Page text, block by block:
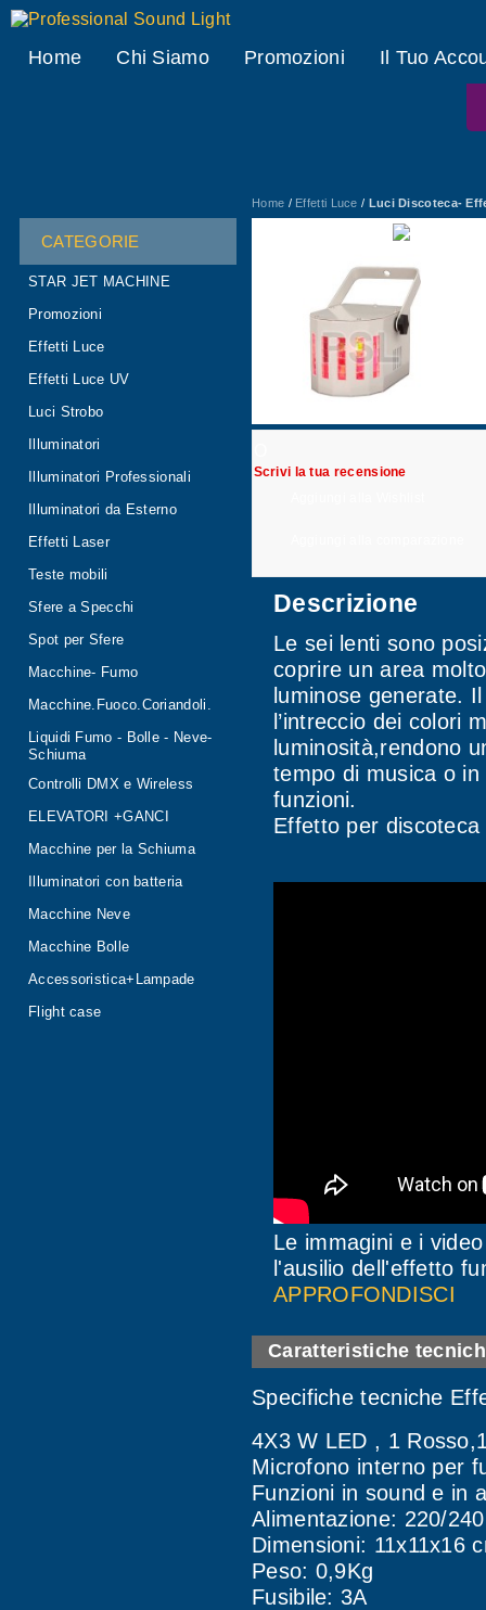
Home Chi Siamo Promozioni Il Tuo
Home / Effetti Luce / Luci Discoteca-
CATEGORIE
STAR JET MACHINE
Promozioni
Effetti Luce
Effetti Luce UV
Luci Strobo
Illuminatori
Illuminatori Professionali
Illuminatori da Esterno
Effetti Laser
Teste mobili
Sfere a Specchi
Spot per Sfere
Macchine- Fumo
Macchine.Fuoco.Coriandoli.
Liquidi Fumo - Bolle - Neve-
Schiuma
Controlli DMX e Wireless
ELEVATORI +GANCI
Macchine per la Schiuma
Illuminatori con batteria
Macchine Neve
Macchine Bolle
Accessoristica+Lampade
Flight case
Scrivi la tua recensione
Descrizione
Le sei lenti sono
coprire un area
luminose generate.
l’intreccio dei colori
luminosità,rendono
tempo di musica o
funzioni.
Effetto per
Le immagini e i
l'ausilio dell'effetto
APPROFONDISCI
Caratteristiche
Specifiche tecniche
4X3 W LED , 1
Microfono interno per
Funzioni in sound e in
Alimentazione: 220/
Dimensioni: 11x11x16
Peso: 0,9Kg
Fusibile: 3A